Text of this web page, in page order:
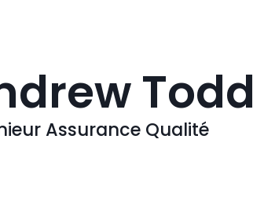
Todd
Assurance Qualité